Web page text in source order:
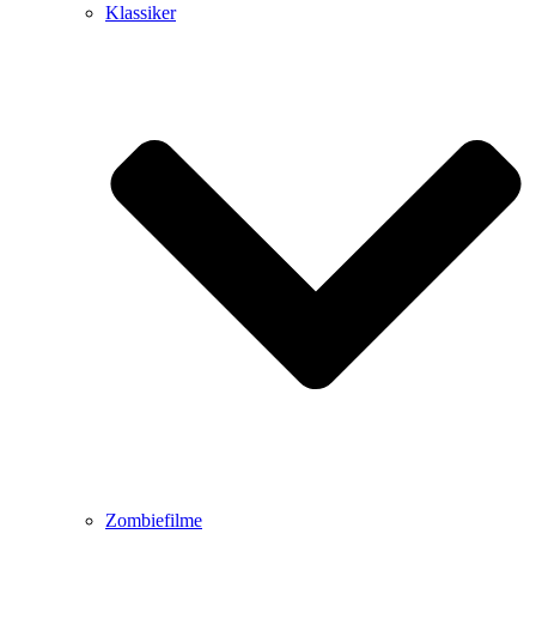
Klassiker
Zombiefilme